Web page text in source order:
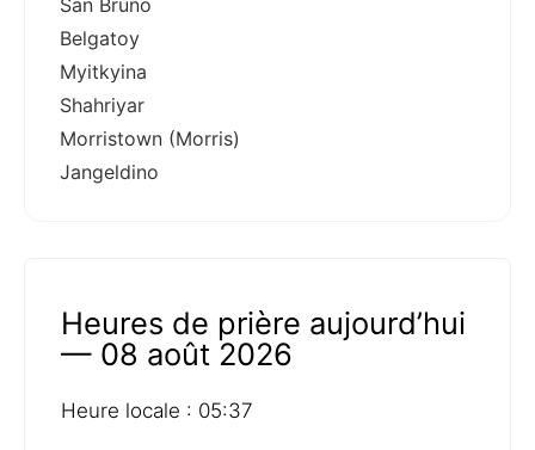
San Bruno
Belgatoy
Myitkyina
Shahriyar
Morristown (Morris)
Jangeldino
Heures de prière aujourd’hui
— 08 août 2026
Heure locale : 05:37